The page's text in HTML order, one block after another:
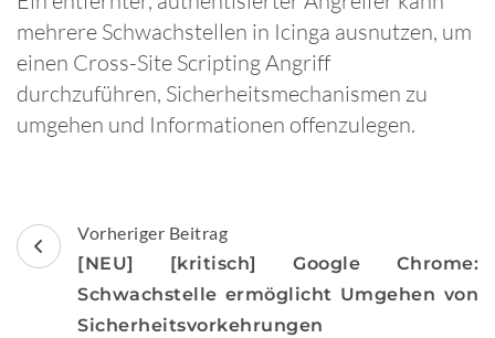
mehrere Schwachstellen in Icinga ausnutzen, um
einen Cross-Site Scripting Angriff
durchzuführen, Sicherheitsmechanismen zu
umgehen und Informationen offenzulegen.
Beitragsnavigation
Vorheriger Beitrag
[NEU] [kritisch] Google Chrome:
Schwachstelle ermöglicht Umgehen von
Sicherheitsvorkehrungen